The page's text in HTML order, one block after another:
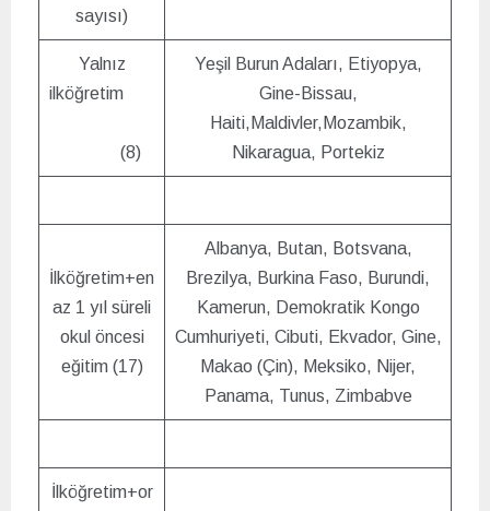
sayısı)
Yalnız
ilköğretim
(8)
Yeşil Burun Adaları, Etiyopya,
Gine-Bissau,
Haiti,Maldivler,Mozambik,
Nikaragua, Portekiz
İlköğretim+en
az 1 yıl süreli
okul öncesi
eğitim (17)
Albanya, Butan, Botsvana,
Brezilya, Burkina Faso, Burundi,
Kamerun, Demokratik Kongo
Cumhuriyeti, Cibuti, Ekvador, Gine,
Makao (Çin), Meksiko, Nijer,
Panama, Tunus, Zimbabve
İlköğretim+or